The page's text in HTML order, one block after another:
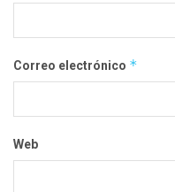
Correo electrónico *
Web